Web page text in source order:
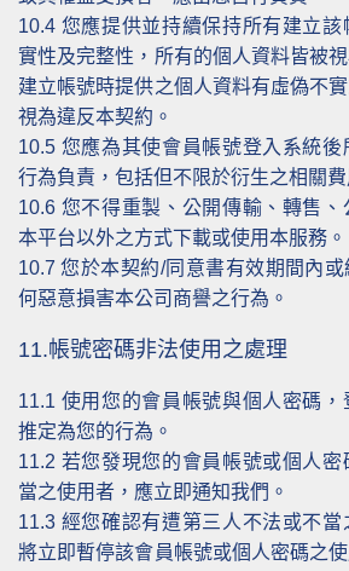
10.4 您應提供並持續保持所有建立
實性及完整性，所有的個人資料皆被
建立帳號時提供之個人資料有虛偽不
視為違反本契約。
10.5 您應為其使會員帳號登入系統後
行為負責，包括但不限於衍生之相關費
10.6 您不得重製、公開傳輸、轉售
本平台以外之方式下載或使用本服務。
10.7 您於本契約/同意書有效期間內
何惡意損害本公司商譽之行為。
11.帳號密碼非法使用之處理
11.1 使用您的會員帳號與個人密碼，
推定為您的行為。
11.2 若您發現您的會員帳號或個人
當之使用者，應立即通知我們。
11.3 經您確認有遭第三人不法或不當
將立即暫停該會員帳號或個人密碼之